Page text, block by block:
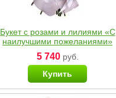
Букет с розами и лилиями «С
наилучшими пожеланиями»
5 740руб.
Купить